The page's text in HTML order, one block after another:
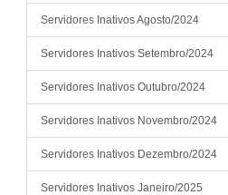
Servidores Inativos Agosto/2024
Servidores Inativos Setembro/2024
Servidores Inativos Outubro/2024
Servidores Inativos Novembro/2024
Servidores Inativos Dezembro/2024
Servidores Inativos Janeiro/2025